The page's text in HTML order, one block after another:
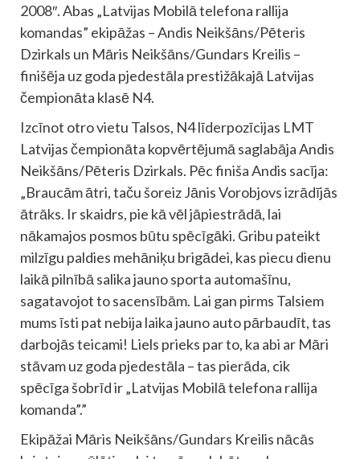
2008″. Abas „Latvijas Mobilā telefona rallija
komandas” ekipāžas – Andis Neikšāns/Pēteris
Dzirkals un Māris Neikšāns/Gundars Kreilis –
finišēja uz goda pjedestāla prestižākajā Latvijas
čempionāta klasē N4.
Izcīnot otro vietu Talsos, N4 līderpozīcijas LMT
Latvijas čempionāta kopvērtējumā saglabāja Andis
Neikšāns/Pēteris Dzirkals. Pēc finiša Andis sacīja:
„Braucām ātri, taču šoreiz Jānis Vorobjovs izrādījās
ātrāks. Ir skaidrs, pie kā vēl jāpiestrādā, lai
nākamajos posmos būtu spēcīgāki. Gribu pateikt
milzīgu paldies mehāniķu brigādei, kas piecu dienu
laikā pilnībā salika jauno sporta automašīnu,
sagatavojot to sacensībām. Lai gan pirms Talsiem
mums īsti pat nebija laika jauno auto pārbaudīt, tas
darbojās teicami! Liels prieks par to, ka abi ar Māri
stāvam uz goda pjedestāla – tas pierāda, cik
spēcīga šobrīd ir „Latvijas Mobilā telefona rallija
komanda”.”
Ekipāžai Māris Neikšāns/Gundars Kreilis nācās